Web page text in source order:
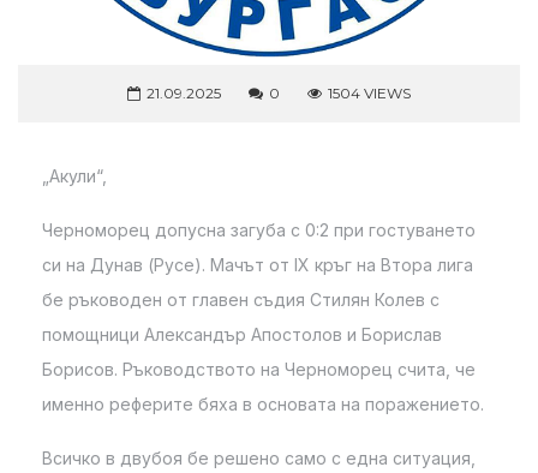
21.09.2025 0 1504 VIEWS
„Акули“,
Черноморец допусна загуба с 0:2 при гостуването
си на Дунав (Русе). Мачът от IX кръг на Втора лига
бе ръководен от главен съдия Стилян Колев с
помощници Александър Апостолов и Борислав
Борисов. Ръководството на Черноморец счита, че
именно реферите бяха в основата на поражението.
Всичко в двубоя бе решено само с една ситуация,